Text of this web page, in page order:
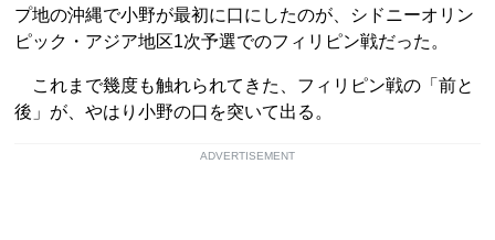
プ地の沖縄で小野が最初に口にしたのが、シドニーオリン
ピック・アジア地区1次予選でのフィリピン戦だった。
これまで幾度も触れられてきた、フィリピン戦の「前と
後」が、やはり小野の口を突いて出る。
ADVERTISEMENT